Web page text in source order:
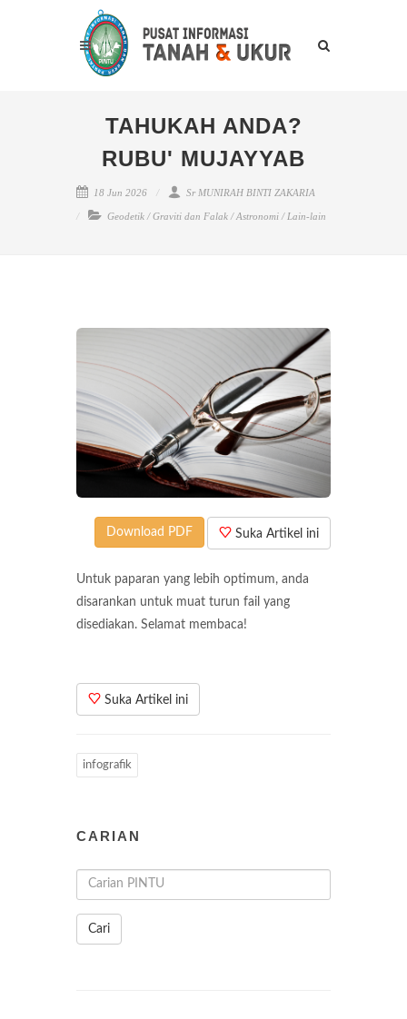
TAHUKAH ANDA?
RUBU' MUJAYYAB
18 Jun 2026 Sr MUNIRAH BINTI ZAKARIA
Geodetik /Graviti dan Falak /Astronomi / Lain-lain
Suka Artikel ini
Download PDF
Untuk paparan yang lebih optimum, anda
disarankan untuk muat turun fail yang
disediakan. Selamat membaca!
Suka Artikel ini
infografik
CARIAN
Cari